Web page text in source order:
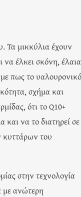
Τα μικκύλια έχουν
έλκει σκόνη, έλαια
πως το υαλουρονικό
σχήμα και
ότι το Q10+
και να το διατηρεί σε
κυττάρων του
στην τεχνολογία
με ανώτερη